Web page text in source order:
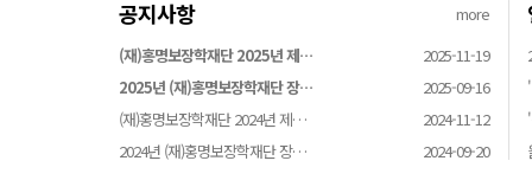
공지사항
more
(재)홍명보장학재단 2025년 제…
2025-11-19
2025년 (재)홍명보장학재단 장…
2025-09-16
(재)홍명보장학재단 2024년 제…
2024-11-12
2024년 (재)홍명보장학재단 장…
2024-09-20